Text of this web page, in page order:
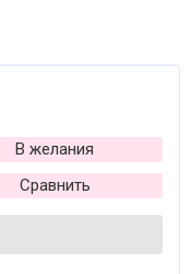
В желания
Сравнить